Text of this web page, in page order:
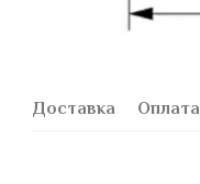
Доставка Оплата